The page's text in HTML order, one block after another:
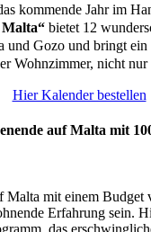
kommende Jahr im
Malta“ bietet 12
und Gozo und bringt ein
Wohnzimmer, nicht
Hier Kalender bestellen
auf Malta mit
Malta mit einem Budget
Erfahrung sein.
das